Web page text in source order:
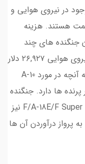
در نیروی هوایی و
هستند. هزینه
جنگنده های چند
منظوره F-16 Fighting Falcon متعلق به نیروی هوایی ۲۶,۹۲۷ دلار
است که عدد کمی است و به دلایلی مشابه آنچه در مورد A-10
ها دارد. جنگنده
های جدیدتر نیروی دریایی به نام F/A-18E/F Super Hornet نیز
پرواز درآوردن آن ها